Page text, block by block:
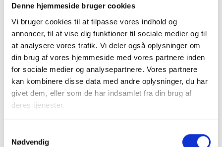
Denne hjemmeside bruger cookies
Vi bruger cookies til at tilpasse vores indhold og
annoncer, til at vise dig funktioner til sociale medier og til
at analysere vores trafik. Vi deler også oplysninger om
din brug af vores hjemmeside med vores partnere inden
for sociale medier og analysepartnere. Vores partnere
kan kombinere disse data med andre oplysninger, du har
givet dem, eller som de har indsamlet fra din brug af
deres tjenester.
Nødvendig
og koster 14.000 kr.(momsfrit). Hertil kommer transport
efter rekvirentens ønsker – prisen skal i så fald aftales.
Kurset udbydes også som åbent kursus for ansatte. Find
det i vores kursuskalender.
Kontakt
Tinus Lassen